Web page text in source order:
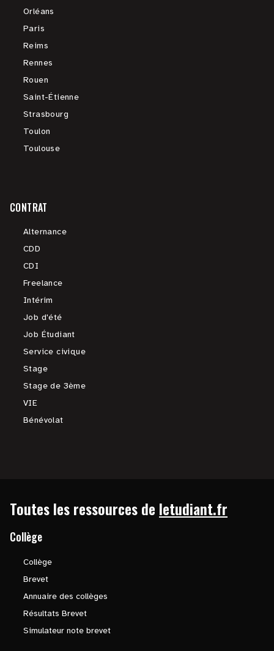
Orléans
Paris
Reims
Rennes
Rouen
Saint-Étienne
Strasbourg
Toulon
Toulouse
CONTRAT
Alternance
CDD
CDI
Freelance
Intérim
Job d'été
Job Étudiant
Service civique
Stage
Stage de 3ème
VIE
Bénévolat
Toutes les ressources de letudiant.fr
Collège
Collège
Brevet
Annuaire des collèges
Résultats Brevet
Simulateur note brevet